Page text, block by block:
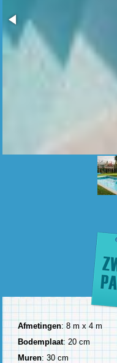
Afmetingen: 8 m x 4 m
Bodemplaat: 20 cm
Muren: 30 cm